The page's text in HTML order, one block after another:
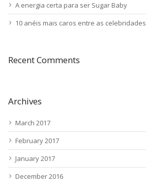
A energia certa para ser Sugar Baby
10 anéis mais caros entre as celebridades
Recent Comments
Archives
March 2017
February 2017
January 2017
December 2016